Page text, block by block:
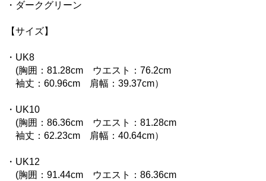
・ダークグリーン
【サイズ】
・UK8
(胸囲：81.28cm ウエスト：76.2cm
袖丈：60.96cm 肩幅：39.37cm）
・UK10
(胸囲：86.36cm ウエスト：81.28cm
袖丈：62.23cm 肩幅：40.64cm）
・UK12
(胸囲：91.44cm ウエスト：86.36cm